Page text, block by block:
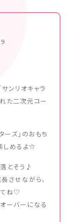
サンリオキャラ
た二次元コー
ーズ」のおもち
しめるよ☆
とそう♪
させながら、
てね♡
ーバーになる